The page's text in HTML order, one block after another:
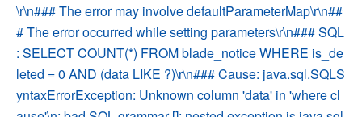
\r\n### The error may involve defaultParameterMap\r\n##
# The error occurred while setting parameters\r\n### SQL
: SELECT COUNT(*) FROM blade_notice WHERE is_de
leted = 0 AND (data LIKE ?)\r\n### Cause: java.sql.SQLS
yntaxErrorException: Unknown column 'data' in 'where cl